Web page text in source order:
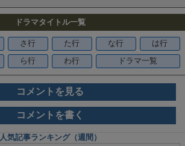
ドラマタイトル一覧
さ行 た行 な行
は行
ら行 わ行 ドラマ一覧
コメントを見る
コメントを書く
人気記事ランキング（週間）